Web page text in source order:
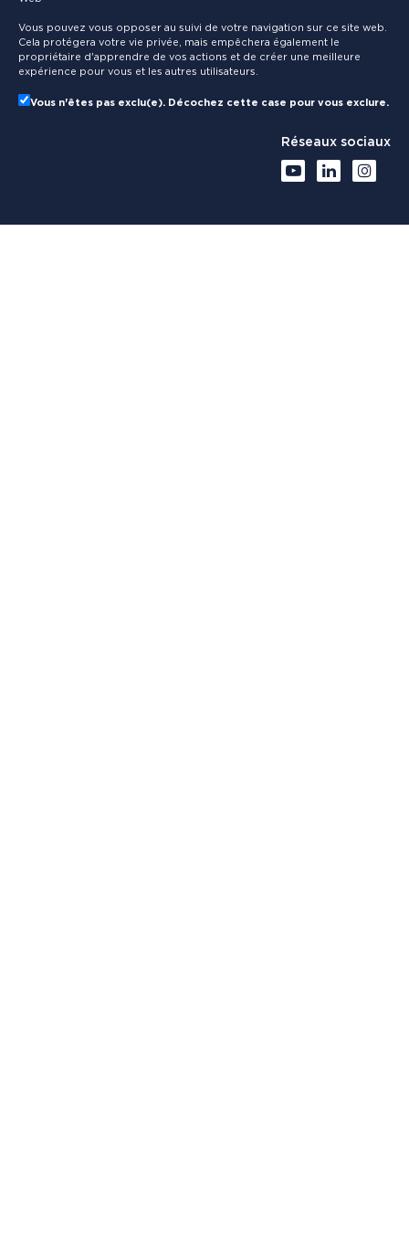
Vous pouvez vous opposer au suivi de votre navigation sur ce site web.
Cela protégera votre vie privée, mais empêchera également le
propriétaire d'apprendre de vos actions et de créer une meilleure
expérience pour vous et les autres utilisateurs.
Vous n'êtes pas exclu(e). Décochez cette case pour vous exclure.
Réseaux sociaux